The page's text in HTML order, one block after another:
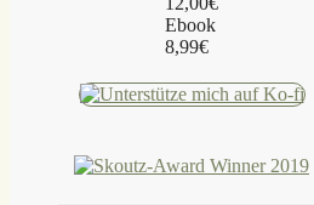
Ebook
8,99€